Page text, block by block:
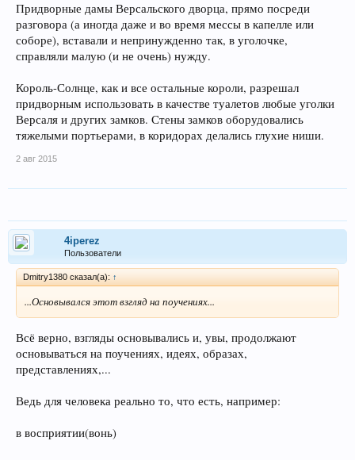
Придворные дамы Версальского дворца, прямо посреди
разговора (а иногда даже и во время мессы в капелле или
соборе), вставали и непринужденно так, в уголочке,
справляли малую (и не очень) нужду.
Король-Солнце, как и все остальные короли, разрешал
придворным использовать в качестве туалетов любые уголки
Версаля и других замков. Стены замков оборудовались
тяжелыми портьерами, в коридорах делались глухие ниши.
2 авг 2015
4iperez
Пользователи
Dmitry1380 сказал(а): ↑
...Основывался этот взгляд на поучениях...
Всё верно, взгляды основывались и, увы, продолжают
основываться на поучениях, идеях, образах,
представлениях,...
Ведь для человека реально то, что есть, например:
в восприятии(вонь)